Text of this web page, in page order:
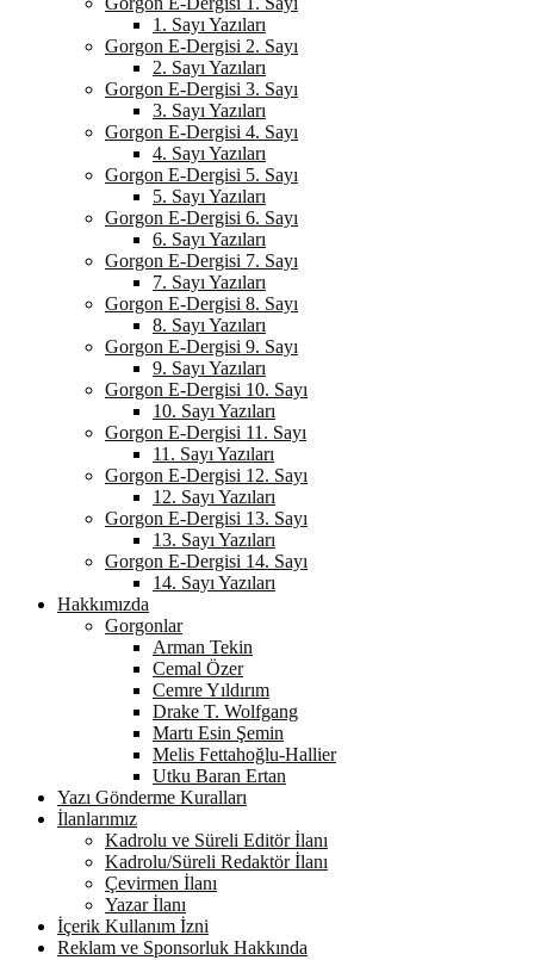
1. Sayı Yazıları
Gorgon E-Dergisi 2. Sayı
2. Sayı Yazıları
Gorgon E-Dergisi 3. Sayı
3. Sayı Yazıları
Gorgon E-Dergisi 4. Sayı
4. Sayı Yazıları
Gorgon E-Dergisi 5. Sayı
5. Sayı Yazıları
Gorgon E-Dergisi 6. Sayı
6. Sayı Yazıları
Gorgon E-Dergisi 7. Sayı
7. Sayı Yazıları
Gorgon E-Dergisi 8. Sayı
8. Sayı Yazıları
Gorgon E-Dergisi 9. Sayı
9. Sayı Yazıları
Gorgon E-Dergisi 10. Sayı
10. Sayı Yazıları
Gorgon E-Dergisi 11. Sayı
11. Sayı Yazıları
Gorgon E-Dergisi 12. Sayı
12. Sayı Yazıları
Gorgon E-Dergisi 13. Sayı
13. Sayı Yazıları
Gorgon E-Dergisi 14. Sayı
14. Sayı Yazıları
Hakkımızda
Gorgonlar
Arman Tekin
Cemal Özer
Cemre Yıldırım
Drake T. Wolfgang
Martı Esin Şemin
Melis Fettahoğlu-Hallier
Utku Baran Ertan
Yazı Gönderme Kuralları
İlanlarımız
Kadrolu ve Süreli Editör İlanı
Kadrolu/Süreli Redaktör İlanı
Çevirmen İlanı
Yazar İlanı
İçerik Kullanım İzni
Reklam ve Sponsorluk Hakkında